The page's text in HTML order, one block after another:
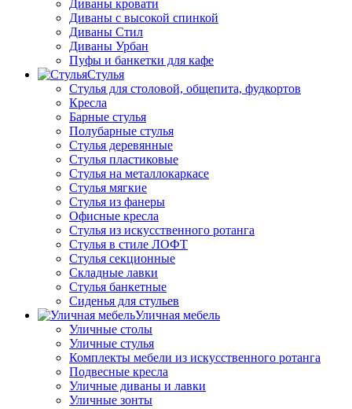
Диваны кровати
Диваны с высокой спинкой
Диваны Стил
Диваны Урбан
Пуфы и банкетки для кафе
Стулья
Стулья для столовой, общепита, фудкортов
Кресла
Барные стулья
Полубарные стулья
Стулья деревянные
Стулья пластиковые
Стулья на металлокаркасе
Стулья мягкие
Стулья из фанеры
Офисные кресла
Стулья из искусственного ротанга
Стулья в стиле ЛОФТ
Стулья секционные
Складные лавки
Стулья банкетные
Сиденья для стульев
Уличная мебель
Уличные столы
Уличные стулья
Комплекты мебели из искусственного ротанга
Подвесные кресла
Уличные диваны и лавки
Уличные зонты